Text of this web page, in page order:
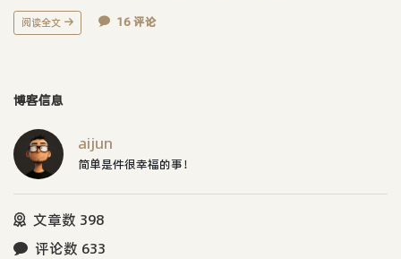
阅读全文 16 评论
博客信息
aijun
简单是件很幸福的事！
文章数 398
评论数 633